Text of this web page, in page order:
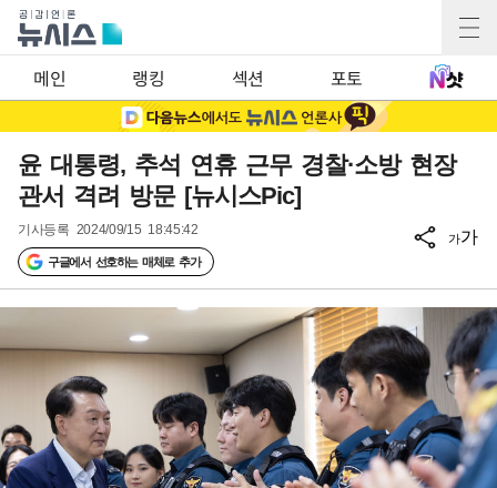
메인 랭킹 섹션 포토
윤 대통령, 추석 연휴 근무 경찰·소방 현장
관서 격려 방문 [뉴시스Pic]
기사등록 2024/09/15 18:45:42
구글에서 선호하는 매체로 추가
가가